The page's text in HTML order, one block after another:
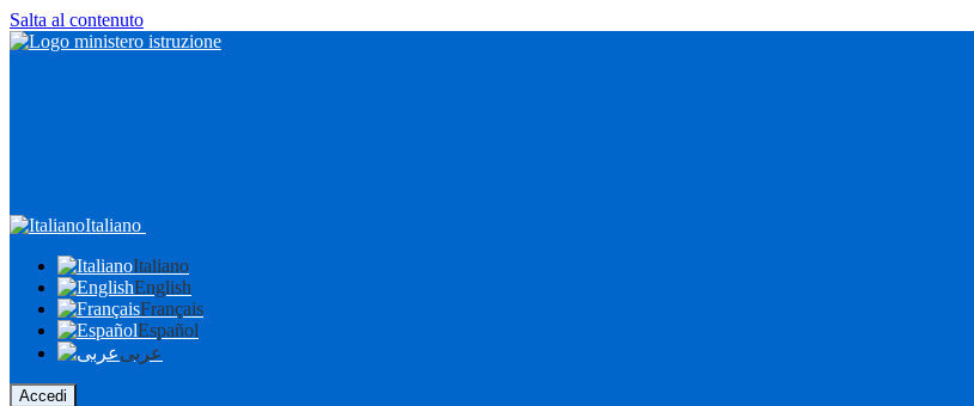
Salta al contenuto
Italiano
Italiano
English
Français
Español
عربى
Accedi